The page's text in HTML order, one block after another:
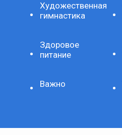
Художественная
гимнастика
Здоровое
питание
Важно